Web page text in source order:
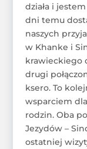
działa i
dni temu
naszych
w Khanke i
krawieckiego
drugi
ksero. To
wsparciem
rodzin. Oba
Jezydów –
ostatniej